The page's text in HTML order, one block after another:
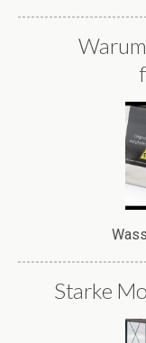
Starke